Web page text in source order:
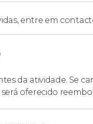
entre em
da atividade. Se
oferecido